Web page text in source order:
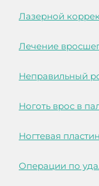
Лазерной
Лечение
Неправильный
Ноготь врос в
Ногтевая
Операции по